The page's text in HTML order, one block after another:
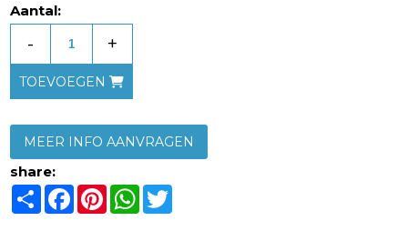
Aantal:
- +
TOEVOEGEN
MEER INFO AANVRAGEN
share:
ShareFacebook
PinterestWhatsApp